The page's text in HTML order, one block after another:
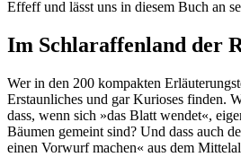
Effeff und lässt uns in diesem Buch an
Im Schlaraffenland der
Wer in den 200 kompakten
Erstaunliches und gar Kurioses finden.
dass, wenn sich »das Blatt wendet«,
Bäumen gemeint sind? Und dass auch
einen Vorwurf machen« aus dem